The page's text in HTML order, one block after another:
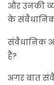
और उनकी
के संवैधानिक
संवैधानिक
हैं?
अगर बात